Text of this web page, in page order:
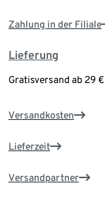
Zahlung in der Filiale
Lieferung
Gratisversand ab 29
Versandkosten
Lieferzeit
Versandpartner